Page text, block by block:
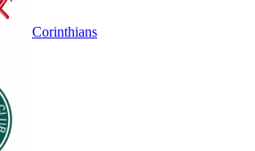
Corinthians